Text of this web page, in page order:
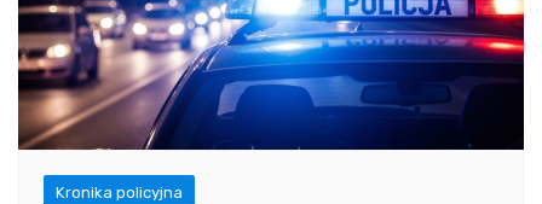
Kronika policyjna